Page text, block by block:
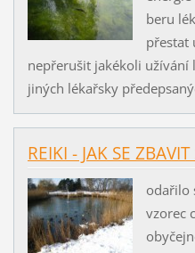
beru
přestat
nepřerušit jakékoli užívání
jiných lékařsky
REIKI - JAK SE
odařilo
vzorec